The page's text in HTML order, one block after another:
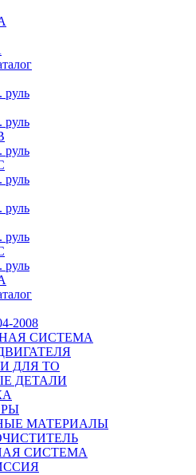
руль
руль
руль
руль
руль
руль
руль
2008
СИСТЕМА
ДЛЯ ТО
ДЕТАЛИ
МАТЕРИАЛЫ
СИСТЕМА